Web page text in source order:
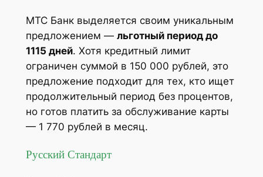
МТС Банк выделяется своим уникальным
предложением — льготный период до
1115 дней. Хотя кредитный лимит
ограничен суммой в 150 000 рублей, это
предложение подходит для тех, кто ищет
продолжительный период без процентов,
но готов платить за обслуживание карты
— 1 770 рублей в месяц​.
Русский Стандарт